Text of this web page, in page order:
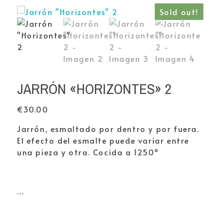
Sold out!
JARRÓN «HORIZONTES» 2
€30.00
Jarrón, esmaltado por dentro y por fuera.
El efecto del esmalte puede variar entre
una pieza y otra. Cocida a 1250º
…